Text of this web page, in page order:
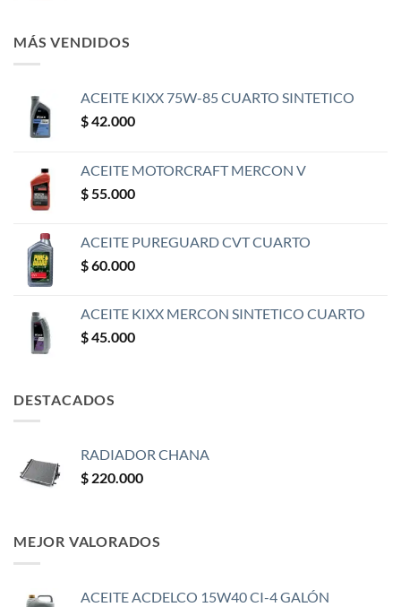
MÁS VENDIDOS
ACEITE KIXX 75W-85 CUARTO SINTETICO
$42.000
ACEITE MOTORCRAFT MERCON V
$ 55.000
ACEITE PUREGUARD CVT CUARTO
$60.000
ACEITE KIXX MERCON SINTETICO CUARTO
$45.000
DESTACADOS
RADIADOR CHANA
$ 220.000
MEJOR VALORADOS
ACEITE ACDELCO 15W40 CI-4 GALÓN